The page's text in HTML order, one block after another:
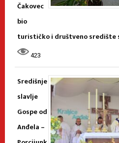
Čakovec
bio
turističko i društveno središte
423
Središnje
slavlje
Gospe od
Anđela –